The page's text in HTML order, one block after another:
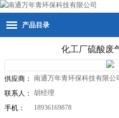
产品目录
化工厂硫酸废
供应商： 南通万年青环保科技有限公
联系人： 胡经理
手机： 18936169878